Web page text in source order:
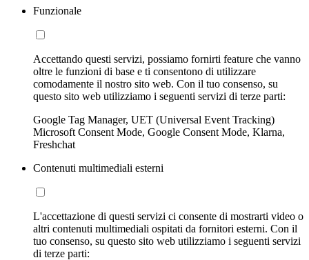
Funzionale
Accettando questi servizi, possiamo fornirti feature che vanno
oltre le funzioni di base e ti consentono di utilizzare
comodamente il nostro sito web. Con il tuo consenso, su
questo sito web utilizziamo i seguenti servizi di terze parti:
Google Tag Manager, UET (Universal Event Tracking)
Microsoft Consent Mode, Google Consent Mode, Klarna,
Freshchat
Contenuti multimediali esterni
L'accettazione di questi servizi ci consente di mostrarti video o
altri contenuti multimediali ospitati da fornitori esterni. Con il
tuo consenso, su questo sito web utilizziamo i seguenti servizi
di terze parti: